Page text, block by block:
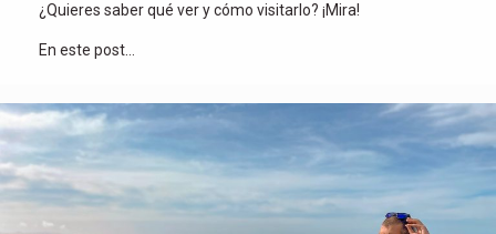
¿Quieres saber qué ver y cómo visitarlo? ¡Mira!
En este post…